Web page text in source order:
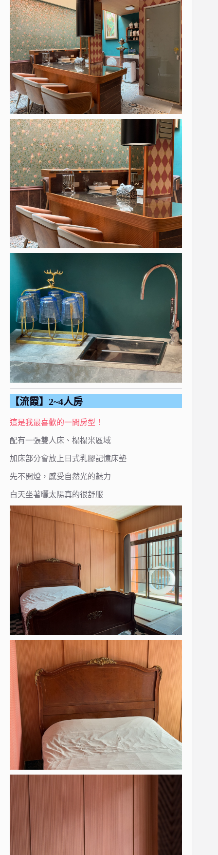
【流霞】2~4人房
這是我最喜歡的一間房型！
配有一張雙人床、榻榻米區域
加床部分會放上日式乳膠記憶床墊
先不開燈，感受自然光的魅力
白天坐著曬太陽真的很舒服